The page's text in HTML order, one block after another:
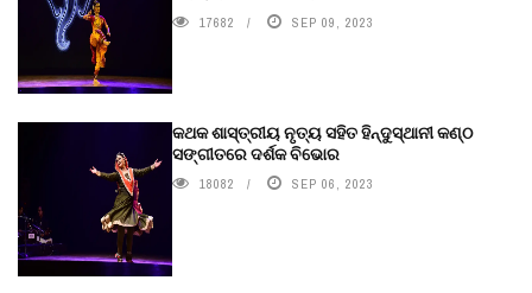
17682 SEP 09, 2023
କଥକ ଶାସ୍ତ୍ରୀୟ ନୃତ୍ୟ ସହିତ ହିନ୍ଦୁସ୍ଥାନୀ କଣ୍ଠ
ସଙ୍ଗୀତରେ ଦର୍ଶକ ବିଭୋର
18082 SEP 06, 2023